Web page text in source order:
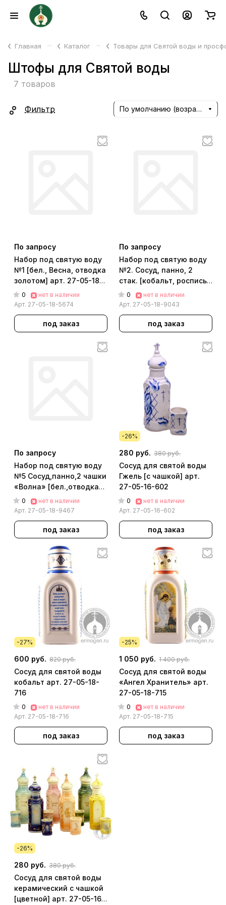
Главная – Каталог – Товары для Святой воды и
Штофы для Святой воды
7 товаров
Фильтр По умолчанию (возрастание)
По запросу
Набор под святую воду
№1 [бел., Весна, отводка
золотом] арт. 27-05-18-
5674
0
нет в наличии
Арт. 27-05-18-5674
под заказ
По запросу
Набор под святую воду
№2. Сосуд, панно, 2
стак. [кобальт, роспись
золотом] арт. 27-05-18-
9043
0
нет в наличии
Арт. 27-05-18-9043
под заказ
По запросу
Набор под святую воду
№5 Сосуд,панно,2 чашки
«Волна» [бел.,отводка
золотом, Шиповник] арт.
27-05-18-9467
0
нет в наличии
Арт. 27-05-18-9467
под заказ
-26%
280 руб. 380 руб.
Сосуд для святой воды
Гжель [с чашкой] арт.
27-05-16-602
0
нет в наличии
Арт. 27-05-16-602
под заказ
-27%
600 руб. 820 руб.
Сосуд для святой воды
кобальт арт. 27-05-18-
716
0
нет в наличии
Арт. 27-05-18-716
под заказ
-25%
1 050 руб. 1 400 руб.
Сосуд для святой воды
«Ангел Хранитель» арт.
27-05-18-715
0
нет в наличии
Арт. 27-05-18-715
под заказ
-26%
280 руб. 380 руб.
Сосуд для святой воды
керамический с чашкой
[цветной] арт. 27-05-16-